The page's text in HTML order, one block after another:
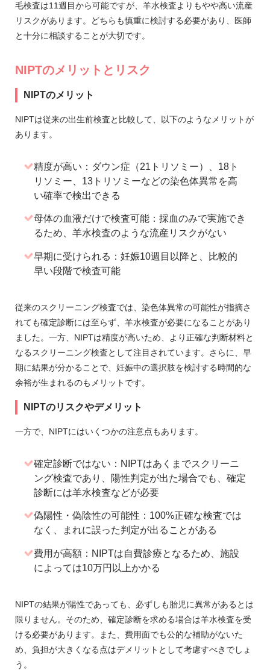
毛検査は11週目から可能ですが、羊水検査よりもやや高い流産
リスクがあります。どちらも慎重に検討する必要があり、医師
と十分に相談することが大切です。
NIPTのメリットとリスク
NIPTのメリット
NIPTは従来の出生前検査と比較して、以下のようなメリットが
あります。
精度が高い：ダウン症（21トリソミー）、18ト
リソミー、13トリソミーなどの染色体異常を高
い確率で検出できる
母体の血液だけで検査可能：採血のみで実施でき
るため、羊水検査のような流産リスクがない
早期に受けられる：妊娠10週目以降と、比較的
早い段階で検査可能
従来のスクリーニング検査では、染色体異常の可能性が指摘さ
れても確定診断には至らず、羊水検査が必要になることがあり
ました。一方、NIPTは精度が高いため、より正確な判断材料と
なるスクリーニング検査として注目されています。さらに、早
期に結果が分かることで、妊娠中の選択肢を検討する時間的な
余裕が生まれるのもメリットです。
NIPTのリスクやデメリット
一方で、NIPTにはいくつかの注意点もあります。
確定診断ではない：NIPTはあくまでスクリーニ
ング検査であり、陽性判定が出た場合でも、確定
診断には羊水検査などが必要
偽陽性・偽陰性の可能性：100%正確な検査では
なく、まれに誤った判定が出ることがある
費用が高額：NIPTは自費診療となるため、施設
によっては10万円以上かかる
NIPTの結果が陽性であっても、必ずしも胎児に異常があるとは
限りません。そのため、確定診断を求める場合は羊水検査を受
ける必要があります。また、費用面でも公的な補助がないた
め、負担が大きくなる点はデメリットとして考慮すべきでしょ
う。